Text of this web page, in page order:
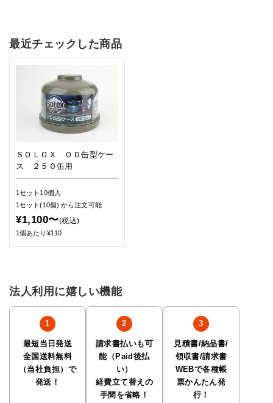
最近チェックした商品
ＳＯＬＯＸ ＯＤ缶型ケー
ス ２５０缶用
1セット10個入
1セット(10個)から注文可能
¥1,100〜(税込)
1個あたり¥110
法人利用に嬉しい機能
最短当日発送
全国送料無料
（当社負担）で
発送！
請求書払いも可
能（Paid後払
い）
経費立て替えの
手間を省略！
見積書/納品書/
領収書/請求書
WEBで各種帳
票かんたん発
行！